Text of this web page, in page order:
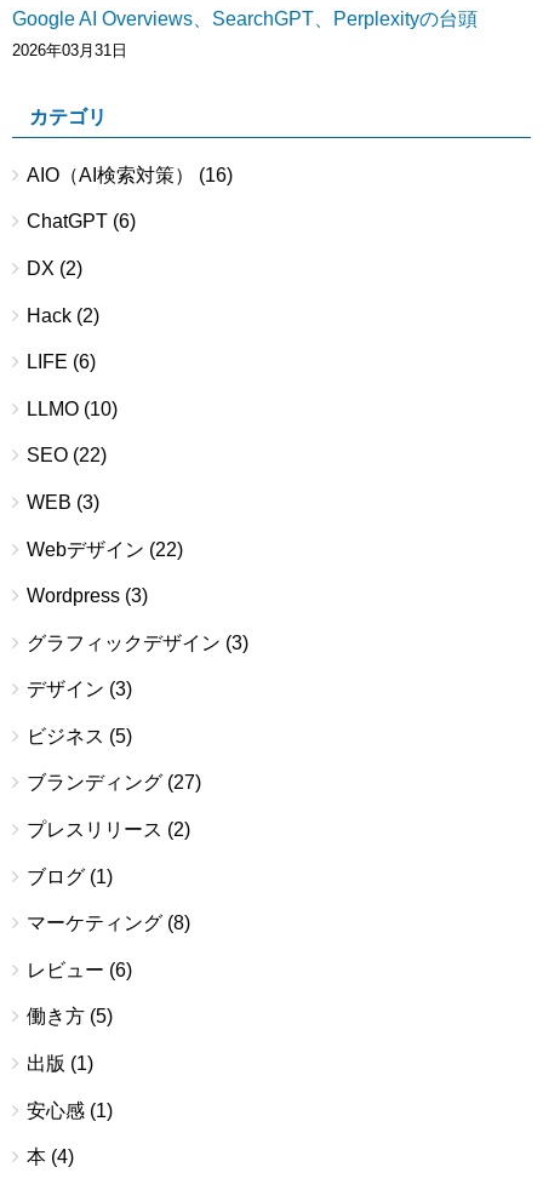
Google AI Overviews、SearchGPT、Perplexityの台頭
2026年03月31日
カテゴリ
AIO（AI検索対策） (16)
ChatGPT (6)
DX (2)
Hack (2)
LIFE (6)
LLMO (10)
SEO (22)
WEB (3)
Webデザイン (22)
Wordpress (3)
グラフィックデザイン (3)
デザイン (3)
ビジネス (5)
ブランディング (27)
プレスリリース (2)
ブログ (1)
マーケティング (8)
レビュー (6)
働き方 (5)
出版 (1)
安心感 (1)
本 (4)